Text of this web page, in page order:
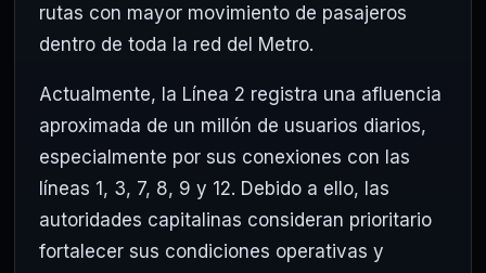
rutas con mayor movimiento de pasajeros
dentro de toda la red del Metro.
Actualmente, la Línea 2 registra una afluencia
aproximada de un millón de usuarios diarios,
especialmente por sus conexiones con las
líneas 1, 3, 7, 8, 9 y 12. Debido a ello, las
autoridades capitalinas consideran prioritario
fortalecer sus condiciones operativas y